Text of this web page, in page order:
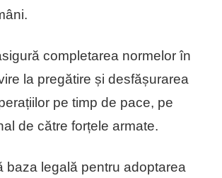
completarea normelor în
la pregătire și desfășurarea
pe timp de pace, pe
de către forțele armate.
baza legală pentru adoptarea